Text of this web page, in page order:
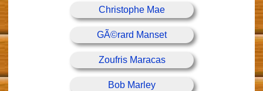
Christophe Mae
GÃ©rard Manset
Zoufris Maracas
Bob Marley